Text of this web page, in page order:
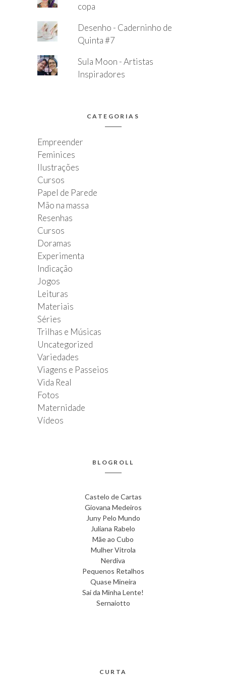
copa
Desenho - Caderninho de
Quinta #7
Sula Moon - Artistas
Inspiradores
CATEGORIAS
Empreender
Feminices
Ilustrações
Cursos
Papel de Parede
Mão na massa
Resenhas
Cursos
Doramas
Experimenta
Indicação
Jogos
Leituras
Materiais
Séries
Trilhas e Músicas
Uncategorized
Variedades
Viagens e Passeios
Vida Real
Fotos
Maternidade
Vídeos
BLOGROLL
Castelo de Cartas
Giovana Medeiros
Juny Pelo Mundo
Juliana Rabelo
Mãe ao Cubo
Mulher Vitrola
Nerdiva
Pequenos Retalhos
Quase Mineira
Sai da Minha Lente!
Sernaiotto
CURTA